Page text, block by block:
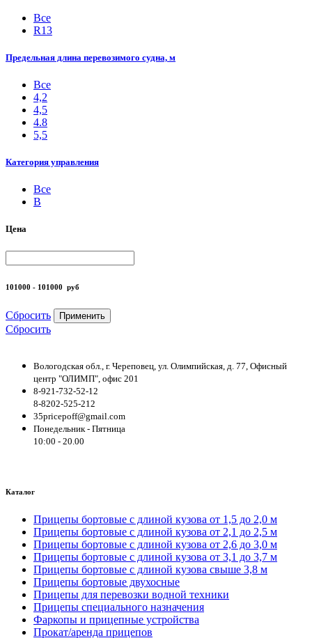
Все
R13
Предельная длина перевозимого судна, м
Все
4,2
4,5
4.8
5,5
Категория управления
Все
B
Цена
101000 - 101000 руб
Сбросить Применить
Сбросить
Вологодская обл., г. Череповец, ул. Олимпийская, д. 77, Офисный
центр "ОЛИМП", офис 201
8-921-732-52-12
8-8202-525-212
35pricepoff@gmail.com
Понедельник - Пятница
10:00 - 20.00
Каталог
Прицепы бортовые с длиной кузова от 1,5 до 2,0 м
Прицепы бортовые с длиной кузова от 2,1 до 2,5 м
Прицепы бортовые с длиной кузова от 2,6 до 3,0 м
Прицепы бортовые с длиной кузова от 3,1 до 3,7 м
Прицепы бортовые с длиной кузова свыше 3,8 м
Прицепы бортовые двухосные
Прицепы для перевозки водной техники
Прицепы специального назначения
Фаркопы и прицепные устройства
Прокат/аренда прицепов